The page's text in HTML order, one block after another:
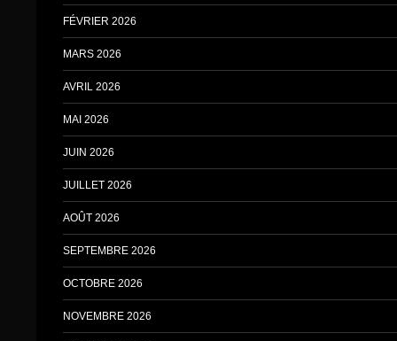
FÉVRIER 2026
MARS 2026
AVRIL 2026
MAI 2026
JUIN 2026
JUILLET 2026
AOÛT 2026
SEPTEMBRE 2026
OCTOBRE 2026
NOVEMBRE 2026